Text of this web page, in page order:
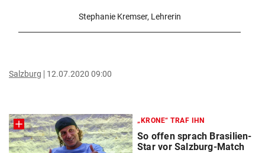
Stephanie Kremser, Lehrerin
Salzburg 12.07.2020 09:00
„KRONE“ TRAF IHN
So offen sprach Brasilien-
Star vor Salzburg-Match